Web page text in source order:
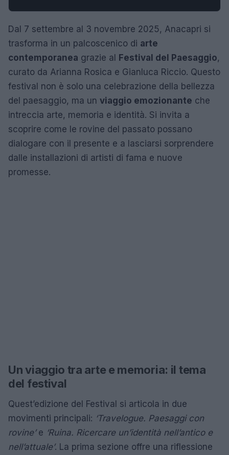
Dal 7 settembre al 3 novembre 2025, Anacapri si
trasforma in un palcoscenico di arte
contemporanea grazie al Festival del Paesaggio,
curato da Arianna Rosica e Gianluca Riccio. Questo
festival non è solo una celebrazione della bellezza
del paesaggio, ma un viaggio emozionante che
intreccia arte, memoria e identità. Si invita a
scoprire come le rovine del passato possano
dialogare con il presente e a lasciarsi sorprendere
dalle installazioni di artisti di fama e nuove
promesse.
Un viaggio tra arte e memoria: il tema
del festival
Quest’edizione del Festival si articola in due
movimenti principali: ‘Travelogue. Paesaggi con
rovine’e ‘Ruina. Ricercare un’identità nell’antico e
nell’attuale’. La prima sezione offre una riflessione